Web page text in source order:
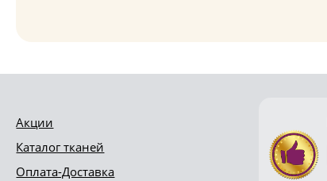
Акции
Каталог тканей
Оплата-Доставка